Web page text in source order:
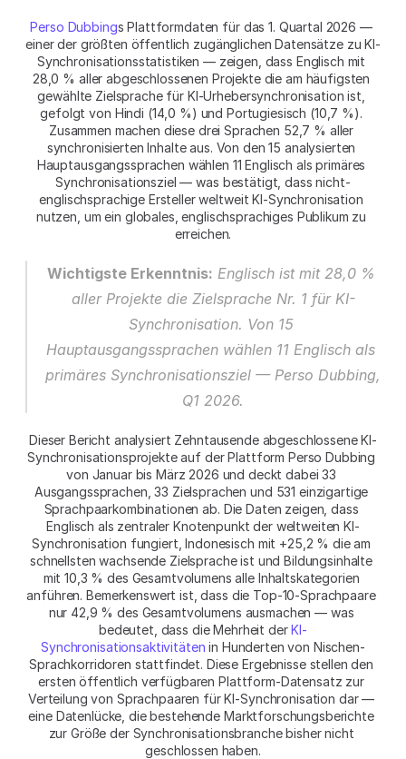
Perso Dubbings Plattformdaten für das 1. Quartal 2026 —
einer der größten öffentlich zugänglichen Datensätze zu KI-
Synchronisationsstatistiken — zeigen, dass Englisch mit
28,0 % aller abgeschlossenen Projekte die am häufigsten
gewählte Zielsprache für KI-Urhebersynchronisation ist,
gefolgt von Hindi (14,0 %) und Portugiesisch (10,7 %).
Zusammen machen diese drei Sprachen 52,7 % aller
synchronisierten Inhalte aus. Von den 15 analysierten
Hauptausgangssprachen wählen 11 Englisch als primäres
Synchronisationsziel — was bestätigt, dass nicht-
englischsprachige Ersteller weltweit KI-Synchronisation
nutzen, um ein globales, englischsprachiges Publikum zu
erreichen.
Wichtigste Erkenntnis: Englisch ist mit 28,0 %
aller Projekte die Zielsprache Nr. 1 für KI-
Synchronisation. Von 15
Hauptausgangssprachen wählen 11 Englisch als
primäres Synchronisationsziel — Perso Dubbing,
Q1 2026.
Dieser Bericht analysiert Zehntausende abgeschlossene KI-
Synchronisationsprojekte auf der Plattform Perso Dubbing
von Januar bis März 2026 und deckt dabei 33
Ausgangssprachen, 33 Zielsprachen und 531 einzigartige
Sprachpaarkombinationen ab. Die Daten zeigen, dass
Englisch als zentraler Knotenpunkt der weltweiten KI-
Synchronisation fungiert, Indonesisch mit +25,2 % die am
schnellsten wachsende Zielsprache ist und Bildungsinhalte
mit 10,3 % des Gesamtvolumens alle Inhaltskategorien
anführen. Bemerkenswert ist, dass die Top-10-Sprachpaare
nur 42,9 % des Gesamtvolumens ausmachen — was
bedeutet, dass die Mehrheit der KI-
Synchronisationsaktivitäten in Hunderten von Nischen-
Sprachkorridoren stattfindet. Diese Ergebnisse stellen den
ersten öffentlich verfügbaren Plattform-Datensatz zur
Verteilung von Sprachpaaren für KI-Synchronisation dar —
eine Datenlücke, die bestehende Marktforschungsberichte
zur Größe der Synchronisationsbranche bisher nicht
geschlossen haben.